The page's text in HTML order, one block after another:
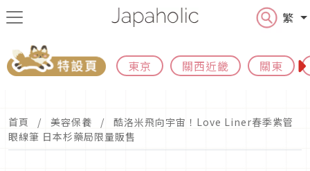
繁
東京 關西近畿 關東
首頁 美容保養
酷洛米飛向宇宙！Love Liner春季紫管
眼線筆 日本杉藥局限量販售